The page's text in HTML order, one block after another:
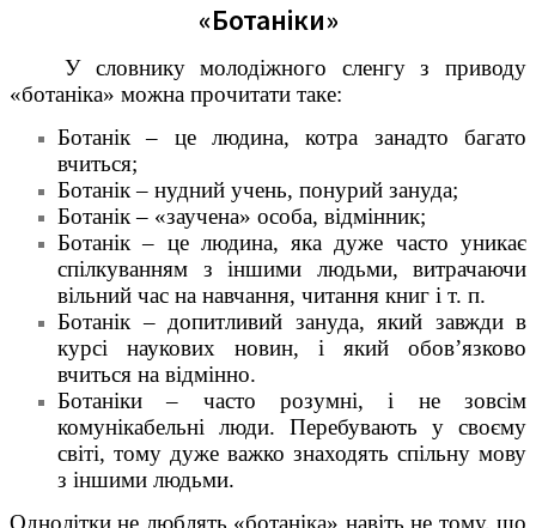
«Ботаніки»
У словнику молодіжного сленгу з приводу
«ботаніка» можна прочитати таке:
Ботанік – це людина, котра занадто багато
вчиться;
Ботанік – нудний учень, понурий зануда;
Ботанік – «заучена» особа, відмінник;
Ботанік – це людина, яка дуже часто уникає
спілкуванням з іншими людьми, витрачаючи
вільний час на навчання, читання книг і т. п.
Ботанік – допитливий зануда, який завжди в
курсі наукових новин, і який обов’язково
вчиться на відмінно.
Ботаніки – часто розумні, і не зовсім
комунікабельні люди. Перебувають у своєму
світі, тому дуже важко знаходять спільну мову
з іншими людьми.